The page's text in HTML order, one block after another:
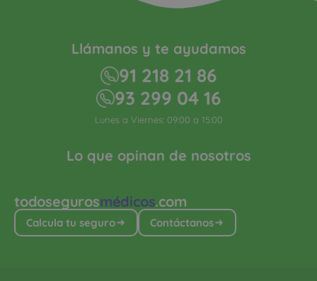
todosegurosmédicos.com
Calcula tu seguro Contáctanos
Lo que opinan de nosotros
Llámanos y te ayudamos
91 218 21 86
93 299 04 16
Lunes a Viernes: 09:00 a 15:00